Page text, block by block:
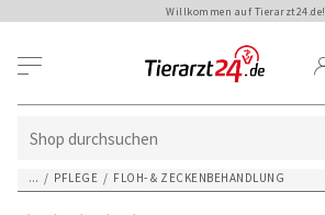
Willkommen auf Tierarzt24.de!
... / PFLEGE / FLOH- & ZECKENBEHANDLUNG